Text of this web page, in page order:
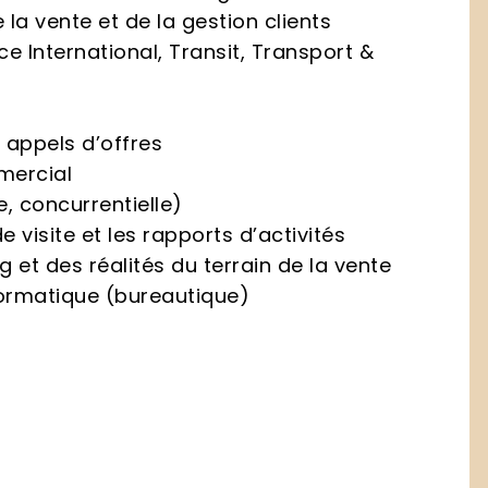
vente et de la gestion clients
International, Transit, Transport &
d’offres
concurrentielle)
visite et les rapports d’activités
et des réalités du terrain de la vente
(bureautique)